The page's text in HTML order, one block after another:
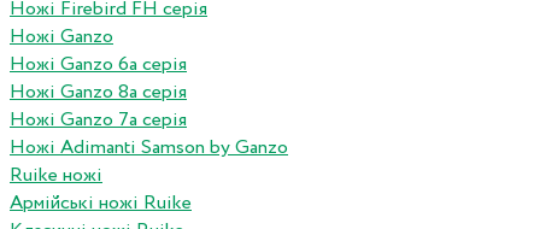
Ножі Firebird FH серія
Ножі Ganzo
Ножі Ganzo 6а серія
Ножі Ganzo 8а серія
Ножі Ganzo 7а серія
Ножі Adimanti Samson by Ganzo
Ruike ножі
Армійські ножі Ruike